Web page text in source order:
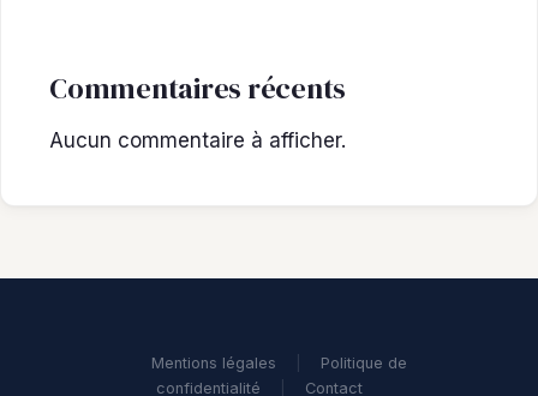
Commentaires récents
Aucun commentaire à afficher.
Mentions légales
Politique de
confidentialité
Contact